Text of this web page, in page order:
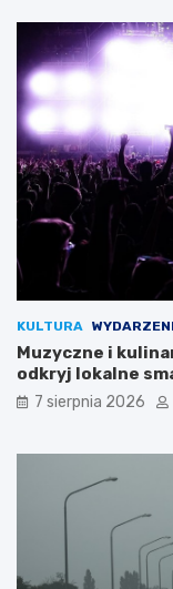
KULTURA
Muzyczne i
odkryj lokalne
7 sierpnia 2026